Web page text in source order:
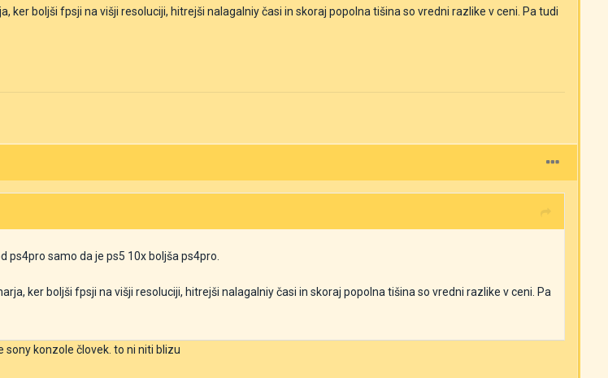
ker boljši fpsji na višji resoluciji, hitrejši nalagalniy časi in skoraj popolna tišina so vredni razlike v ceni. Pa tudi
ps4pro samo da je ps5 10x boljša ps4pro.
ker boljši fpsji na višji resoluciji, hitrejši nalagalniy časi in skoraj popolna tišina so vredni razlike v ceni. Pa
sony konzole človek. to ni niti blizu